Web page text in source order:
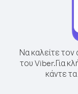
Να καλείτε
του Viber.Για
κάντε